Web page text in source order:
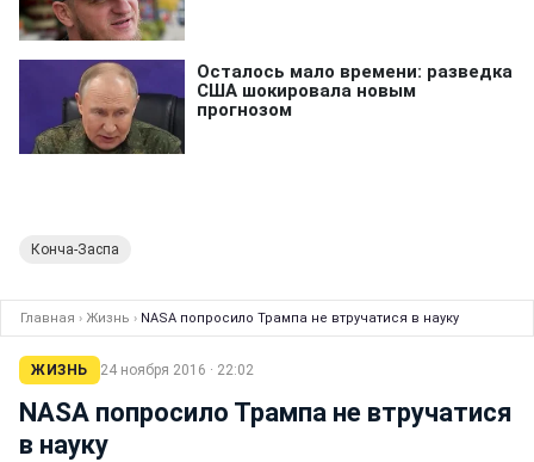
Конча-Заспа
Главная › Жизнь › NASA попросило Трампа не втручатися в науку
ЖИЗНЬ 24 ноября 2016 · 22:02
NASA попросило Трампа не втручатися
в науку